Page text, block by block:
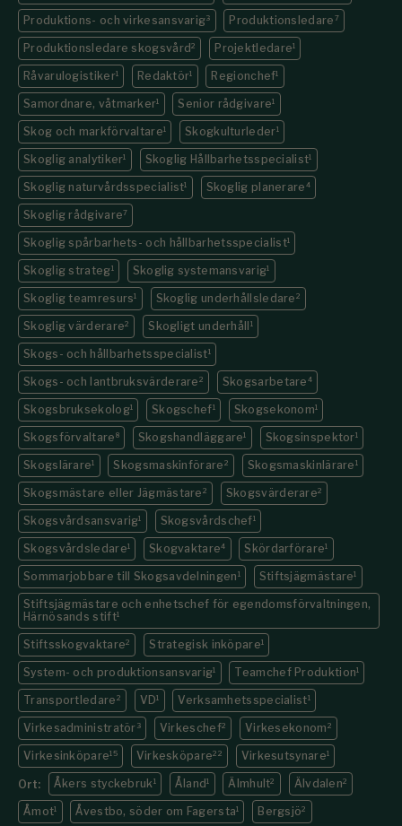
Produktions- och virkesansvarig3 Produktionsledare 7
Produktionsledare skogsvård2 Projektledare1
Råvarulogistiker1 Redaktör1 Regionchef1
Samordnare, våtmarker1 Senior rådgivare1
Skog och markförvaltare1 Skogkulturleder1
Skoglig analytiker1 Skoglig Hållbarhetsspecialist1
Skoglig naturvårdsspecialist1 Skoglig planerare 4
Skoglig rådgivare7
Skoglig spårbarhets- och hållbarhetsspecialist1
Skoglig strateg1 Skoglig systemansvarig1
Skoglig teamresurs1 Skoglig underhållsledare 2
Skoglig värderare2 Skogligt underhåll 1
Skogs- och hållbarhetsspecialist1
Skogs- och lantbruksvärderare 2 Skogsarbetare 4
Skogsbruksekolog1 Skogschef1 Skogsekonom1
Skogsförvaltare 8 Skogshandläggare1 Skogsinspektor1
Skogslärare1 Skogsmaskinförare 2 Skogsmaskinlärare 1
Skogsmästare eller Jägmästare 2 Skogsvärderare2
Skogsvårdsansvarig1 Skogsvårdschef1
Skogsvårdsledare1 Skogvaktare4 Skördarförare1
Sommarjobbare till Skogsavdelningen 1 Stiftsjägmästare1
Stiftsjägmästare och enhetschef för egendomsförvaltningen,
Härnösands stift1
Stiftsskogvaktare2 Strategisk inköpare1
System- och produktionsansvarig1 Teamchef Produktion1
Transportledare 2 VD1 Verksamhetsspecialist1
Virkesadministratör 3 Virkeschef2 Virkesekonom 2
Virkesinköpare15 Virkesköpare22 Virkesutsynare1
Ort: Åkers styckebruk1 Åland1 Älmhult2 Älvdalen2
Åmot1 Åvestbo, söder om Fagersta1 Bergsjö2